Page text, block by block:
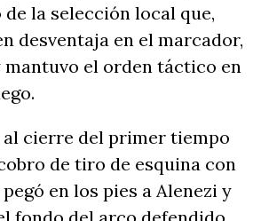
la selección local que,
desventaja en el marcador,
mantuvo el orden táctico en
cierre del primer tiempo
de tiro de esquina con
en los pies a Alenezi y